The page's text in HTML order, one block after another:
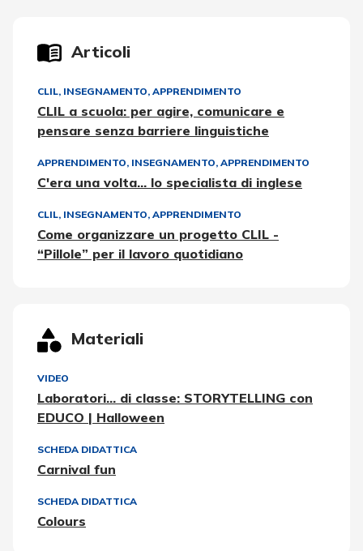
Articoli
CLIL, INSEGNAMENTO, APPRENDIMENTO
CLIL a scuola: per agire, comunicare e
pensare senza barriere linguistiche
APPRENDIMENTO, INSEGNAMENTO, APPRENDIMENTO
C'era una volta... lo specialista di inglese
CLIL, INSEGNAMENTO, APPRENDIMENTO
Come organizzare un progetto CLIL -
“Pillole” per il lavoro quotidiano
Materiali
VIDEO
Laboratori... di classe: STORYTELLING con
EDUCO | Halloween
SCHEDA DIDATTICA
Carnival fun
SCHEDA DIDATTICA
Colours